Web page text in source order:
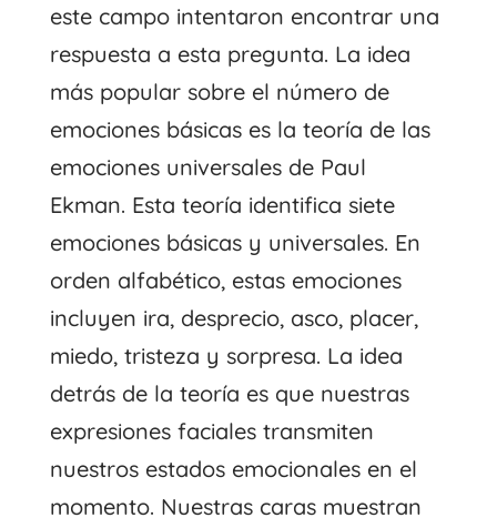
este campo intentaron encontrar una
respuesta a esta pregunta. La idea
más popular sobre el número de
emociones básicas es la teoría de las
emociones universales de Paul
Ekman. Esta teoría identifica siete
emociones básicas y universales. En
orden alfabético, estas emociones
incluyen ira, desprecio, asco, placer,
miedo, tristeza y sorpresa. La idea
detrás de la teoría es que nuestras
expresiones faciales transmiten
nuestros estados emocionales en el
momento. Nuestras caras muestran